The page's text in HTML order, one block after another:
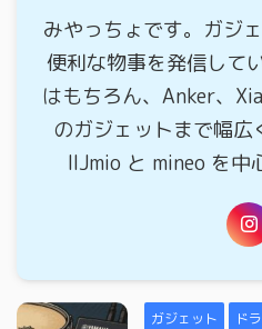
みやっちょです。ガジ
便利な物事を発信して
はもちろん、Anker、
のガジェットまで幅広
IIJmio と mineo を
ガジェット ド